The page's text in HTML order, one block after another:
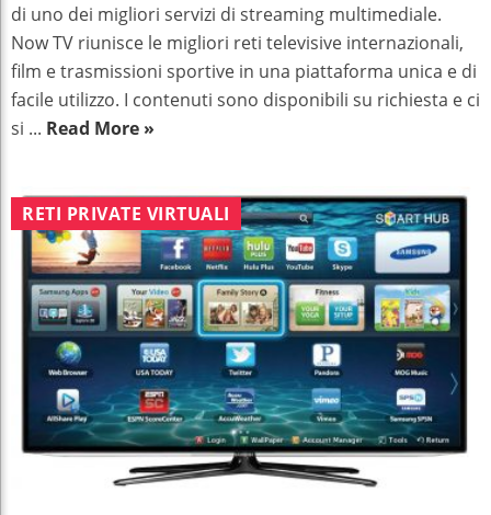
di uno dei migliori servizi di streaming multimediale.
Now TV riunisce le migliori reti televisive internazionali,
film e trasmissioni sportive in una piattaforma unica e di
facile utilizzo. I contenuti sono disponibili su richiesta e ci
si ... Read More »
RETI PRIVATE VIRTUALI